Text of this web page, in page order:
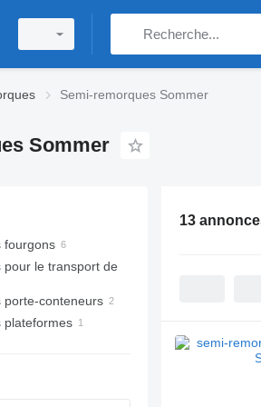
Semi-remorques Sommer
Sommer
fourgons
le transport de
porte-conteneurs
plateformes
13